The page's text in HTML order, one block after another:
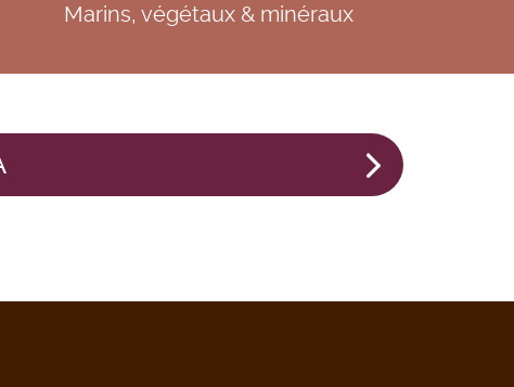
Marins, végétaux & minéraux